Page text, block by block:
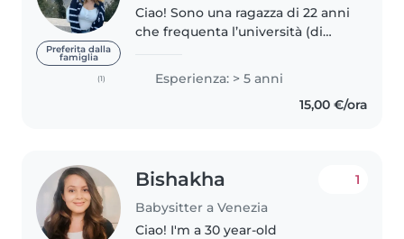
Preferita dalla
famiglia
(1)
Ciao! Sono una ragazza di 22 anni
che frequenta l’università (di
rialto). Sono disponibile da
ottobre, durante la giornata dal
Esperienza: > 5 anni
15,00 €/ora
Bishakha
Babysitter a Venezia
1
Ciao! I'm a 30 year-old